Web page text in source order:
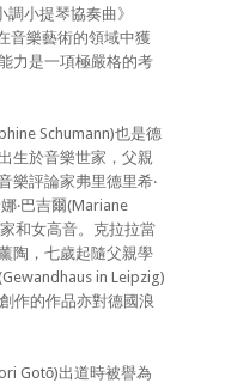
小提琴協奏曲》
音樂藝術的領域中獲
力是一項極嚴格的考
Schumann)也是德
生於音樂世家，父親
樂評論家弗里德里希‧
‧巴吉爾(Mariane
和女高音。克拉拉當
陶，七歲起隨父親學
in Leipzig)
作的作品亦對德國浪
Gotō)出道時被譽為